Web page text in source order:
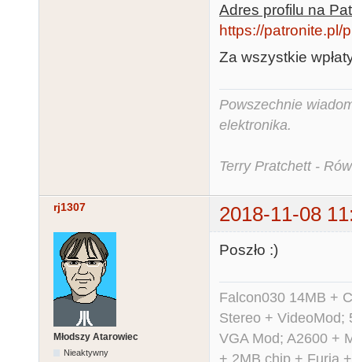
Adres profilu na
https://patronite.pl/
Za wszystkie
Powszechnie
elektronika.
Terry Pratchett -
rj1307 2018-11-08
Młodszy Atarowiec
Nieaktywny
Poszło :)
Falcon030 14MB +
Stereo + VideoMod;
VGA Mod; A2600 +
+ 2MB chip + Furia